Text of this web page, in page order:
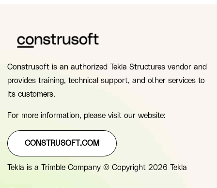
Construsoft is an authorized Tekla Structures vendor and
provides training, technical support, and other services to
its customers.
For more information, please visit our website:
CONSTRUSOFT.COM
Tekla is a Trimble Company © Copyright 2026 Tekla